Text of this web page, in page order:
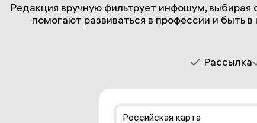
Редакция вручную фильтрует инфошум,
помогают развиваться в профессии и быть
Рассылка
Российская карта